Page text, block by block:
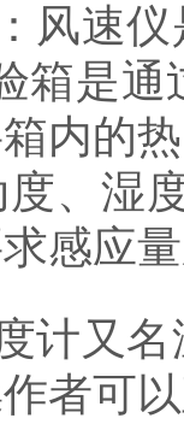
速仪
箱是
内的
、湿
感应
又名
者可